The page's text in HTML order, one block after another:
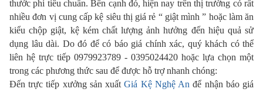
thước phi tiêu chuẩn. Bên cạnh đó, hiện nay trên thị trường có rất
nhiều đơn vị cung cấp kệ siêu thị giá rẻ “ giật mình ” hoặc làm ăn
kiểu chộp giật, kệ kém chất lượng ảnh hưởng đến hiệu quả sử
dụng lâu dài. Do đó để có báo giá chính xác, quý khách có thể
liên hệ trực tiếp 0979923789 - 0395024420 hoặc lựa chọn một
trong các phương thức sau để được hỗ trợ nhanh chóng:
Đến trực tiếp xưởng sản xuấtGiá Kệ Nghệ An để nhận báo giá